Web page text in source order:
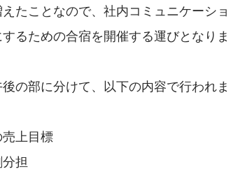
たことなので、社内コミュニケーシ
るための合宿を開催する運びとなりま
の部に分けて、以下の内容で行われま
上目標
担